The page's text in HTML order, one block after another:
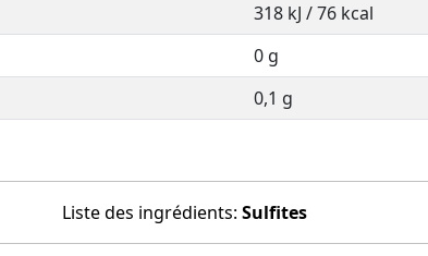
318 kJ / 76 kcal
0 g
0,1 g
Liste des ingrédients: Sulfites